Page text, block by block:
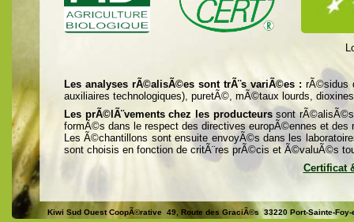
Logo
Les analyses rÃ©alisÃ©es sont trÃ¨s variÃ©es : rÃ©sidus
auxiliaires technologiques), puretÃ©, mÃ©taux lourds,
Les prÃ©lÃ¨vements chez les producteurssont rÃ©alisÃ©s
formÃ©s dans le respect des directives europÃ©ennes et des
Les Ã©chantillons sont ensuite envoyÃ©s dans les
sont choisis en fonction de critÃ¨res prÃ©cis et Ã©valuÃ©s
Certificat
Kiwi Sud Ouest CoopÃ©rative 49, Route des GraciÃ©s 33220 Port-Sainte-